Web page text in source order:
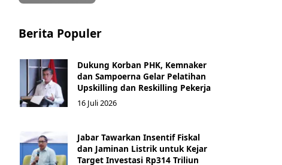
Berita Populer
Dukung Korban PHK, Kemnaker
dan Sampoerna Gelar Pelatihan
Upskilling dan Reskilling Pekerja
16 Juli 2026
Jabar Tawarkan Insentif Fiskal
dan Jaminan Listrik untuk Kejar
Target Investasi Rp314 Triliun